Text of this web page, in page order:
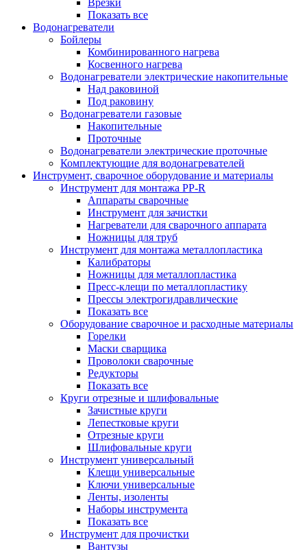
Врезки
Показать все
Водонагреватели
Бойлеры
Комбинированного нагрева
Косвенного нагрева
Водонагреватели электрические накопительные
Над раковиной
Под раковину
Водонагреватели газовые
Накопительные
Проточные
Водонагреватели электрические проточные
Комплектующие для водонагревателей
Инструмент, сварочное оборудование и материалы
Инструмент для монтажа PP-R
Аппараты сварочные
Инструмент для зачистки
Нагреватели для сварочного аппарата
Ножницы для труб
Инструмент для монтажа металлопластика
Калибраторы
Ножницы для металлопластика
Пресс-клещи по металлопластику
Прессы электрогидравлические
Показать все
Оборудование сварочное и расходные материалы
Горелки
Маски сварщика
Проволоки сварочные
Редукторы
Показать все
Круги отрезные и шлифовальные
Зачистные круги
Лепестковые круги
Отрезные круги
Шлифовальные круги
Инструмент универсальный
Клещи универсальные
Ключи универсальные
Ленты, изоленты
Наборы инструмента
Показать все
Инструмент для прочистки
Вантузы